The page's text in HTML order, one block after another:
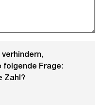
Frage:
Zahl?